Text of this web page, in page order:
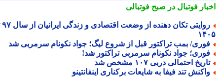
فوتبال در صبح فوتبالی
روایتی تکان دهنده از وضعت اقتصادی و زندگی ایرانیان از سال ۹۷ تا
بمب تراکتور قبل از شروع لیگ؛ جواد نکونام سرمربی شد
جواد نکونام سرمربی تراکتور شد!
احتمالی دربی ۱۰۷ مشخص شد
تند فیفا به شایعات برکناری اینفانتینو